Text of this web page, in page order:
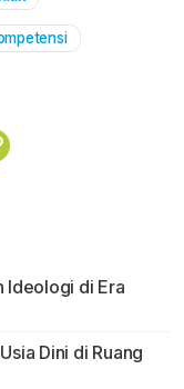
Ideologi di Era
Dini di Ruang